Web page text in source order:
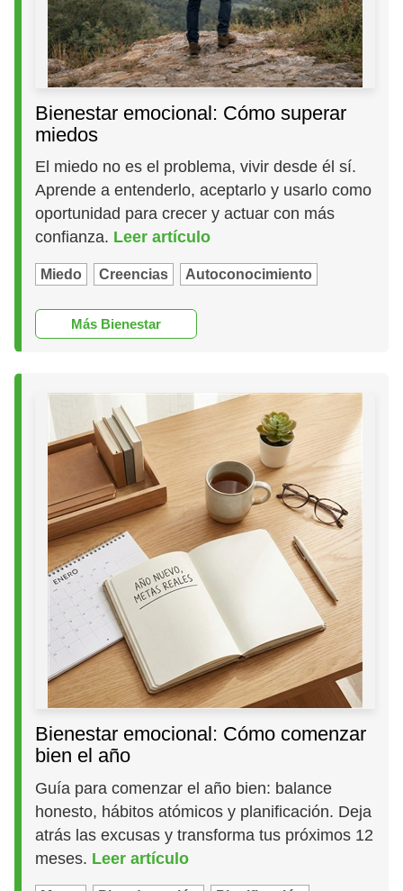
Bienestar emocional: Cómo superar
miedos
El miedo no es el problema, vivir desde él sí.
Aprende a entenderlo, aceptarlo y usarlo como
oportunidad para crecer y actuar con más
confianza. Leer artículo
Miedo Creencias Autoconocimiento
Más Bienestar
Bienestar emocional: Cómo comenzar
bien el año
Guía para comenzar el año bien: balance
honesto, hábitos atómicos y planificación. Deja
atrás las excusas y transforma tus próximos 12
meses. Leer artículo